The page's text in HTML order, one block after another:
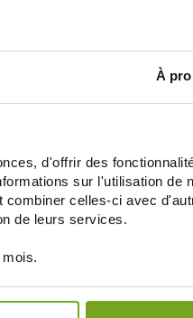
À
d'offrir des
sur l'utilisation de
celles-ci avec
de leurs services.
15
GRANIONS